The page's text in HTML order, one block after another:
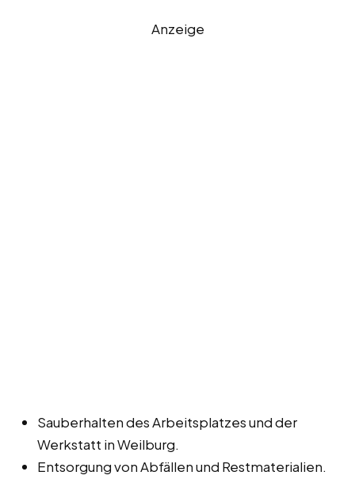
Anzeige
Sauberhalten des Arbeitsplatzes und der
Werkstatt in Weilburg.
Entsorgung von Abfällen und Restmaterialien.